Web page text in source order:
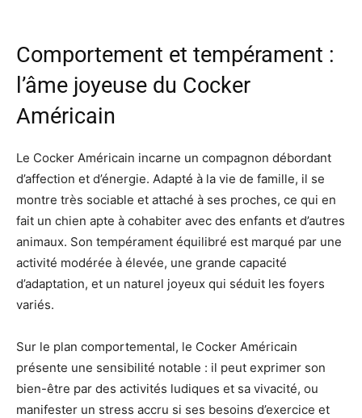
Comportement et tempérament :
l’âme joyeuse du Cocker
Américain
Le Cocker Américain incarne un compagnon débordant
d’affection et d’énergie. Adapté à la vie de famille, il se
montre très sociable et attaché à ses proches, ce qui en
fait un chien apte à cohabiter avec des enfants et d’autres
animaux. Son tempérament équilibré est marqué par une
activité modérée à élevée, une grande capacité
d’adaptation, et un naturel joyeux qui séduit les foyers
variés.
Sur le plan comportemental, le Cocker Américain
présente une sensibilité notable : il peut exprimer son
bien-être par des activités ludiques et sa vivacité, ou
manifester un stress accru si ses besoins d’exercice et